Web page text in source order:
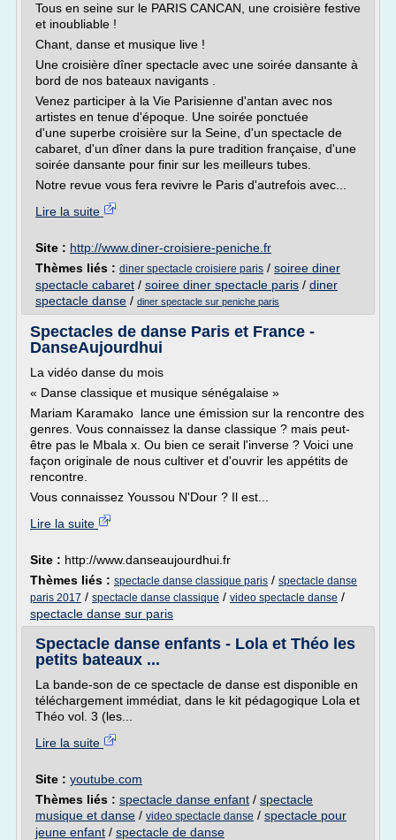
Tous en seine sur le PARIS CANCAN, une croisière festive
et inoubliable !
Chant, danse et musique live !
Une croisière dîner spectacle avec une soirée dansante à
bord de nos bateaux navigants .
Venez participer à la Vie Parisienne d'antan avec nos
artistes en tenue d'époque. Une soirée ponctuée
d'une superbe croisière sur la Seine, d'un spectacle de
cabaret, d'un dîner dans la pure tradition française, d'une
soirée dansante pour finir sur les meilleurs tubes.
Notre revue vous fera revivre le Paris d'autrefois avec...
Lire la suite
Site : http://www.diner-croisiere-peniche.fr
Thèmes liés : diner spectacle croisiere paris / soiree diner
spectacle cabaret / soiree diner spectacle paris / diner
spectacle danse / diner spectacle sur peniche paris
Spectacles de danse Paris et France -
DanseAujourdhui
La vidéo danse du mois
« Danse classique et musique sénégalaise »
Mariam Karamako lance une émission sur la rencontre des
genres. Vous connaissez la danse classique ? mais peut-
être pas le Mbala x. Ou bien ce serait l'inverse ? Voici une
façon originale de nous cultiver et d'ouvrir les appétits de
rencontre.
Vous connaissez Youssou N'Dour ? Il est...
Lire la suite
Site : http://www.danseaujourdhui.fr
Thèmes liés : spectacle danse classique paris / spectacle danse
paris 2017 / spectacle danse classique / video spectacle danse /
spectacle danse sur paris
Spectacle danse enfants - Lola et Théo les
petits bateaux ...
La bande-son de ce spectacle de danse est disponible en
téléchargement immédiat, dans le kit pédagogique Lola et
Théo vol. 3 (les...
Lire la suite
Site : youtube.com
Thèmes liés : spectacle danse enfant / spectacle
musique et danse / video spectacle danse / spectacle pour
jeune enfant / spectacle de danse